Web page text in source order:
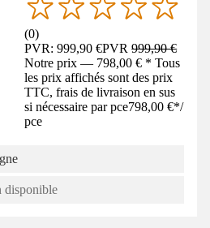
(0)
PVR: 999,90 €PVR999,90 €
Notre prix — 798,00 € * Tous
les prix affichés sont des prix
TTC, frais de livraison en sus
si nécessaire par pce798,00 €*/
pce
disponible